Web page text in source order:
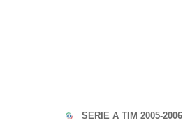
SERIE A TIM 2005-2006